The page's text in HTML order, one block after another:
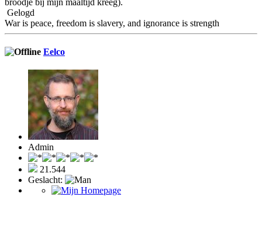
Gelogd
War is peace, freedom is slavery, and ignorance is strength
Eelco
Admin
21.544
Geslacht: